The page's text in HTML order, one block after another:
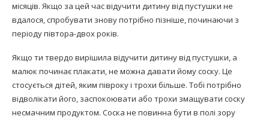
місяців. Якщо за цей час відучити дитину від пустушки не
вдалося, спробувати знову потрібно пізніше, починаючи з
періоду півтора-двох років.
Якщо ти твердо вирішила відучити дитину від пустушки, а
малюк починає плакати, не можна давати йому соску. Це
стосується дітей, яким півроку і трохи більше. Тобі потрібно
відволікати його, заспокоювати або трохи змащувати соску
несмачним продуктом. Соска не повинна бути в полі зору